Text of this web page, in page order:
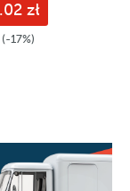
zł
(-17%)